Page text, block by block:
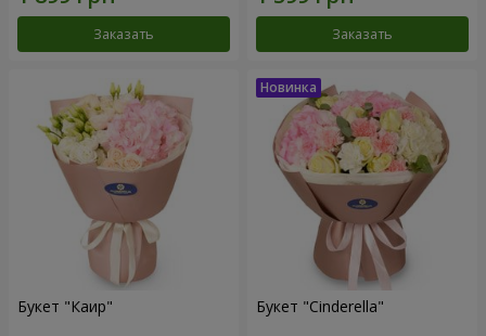
Заказать Заказать
Букет "Каир" Букет "Cinderella"